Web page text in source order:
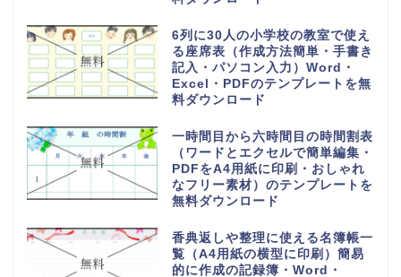
16チームで使える勝ち上がりの
作成方法が簡単なわかりやすいト
ーナメント表のフリー素材・
Word・Excel・PDFのテンプレ
28人乗りの中型バス座席表（お
しゃれでかわいい配席図）貸し切
り旅行や観光地への高速や夜行バ
ス・Word・Excel・PDFのテン
1週間の小学校や中学校からの帰
宅後スケジュール表（おしゃれ＆